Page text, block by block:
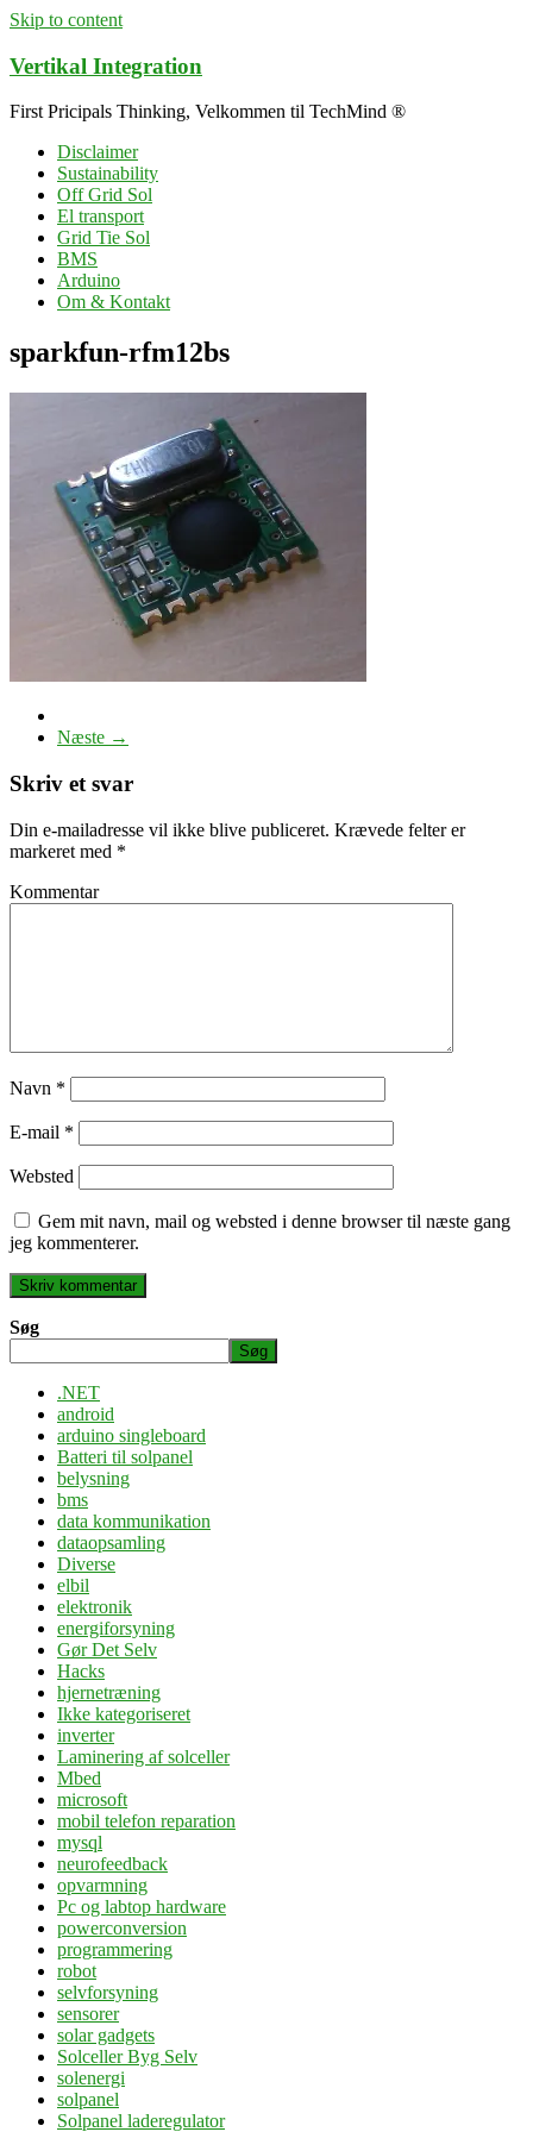
Skip to content
Vertikal Integration
First Pricipals Thinking, Velkommen til TechMind ®
Disclaimer
Sustainability
Off Grid Sol
El transport
Grid Tie Sol
BMS
Arduino
Om & Kontakt
sparkfun-rfm12bs
Næste →
Skriv et svar
Din e-mailadresse vil ikke blive publiceret. Krævede felter er
markeret med *
Kommentar
Navn *
E-mail *
Websted
Gem mit navn, mail og websted i denne browser til næste gang
jeg kommenterer.
Søg
Søg
.NET
android
arduino singleboard
Batteri til solpanel
belysning
bms
data kommunikation
dataopsamling
Diverse
elbil
elektronik
energiforsyning
Gør Det Selv
Hacks
hjernetræning
Ikke kategoriseret
inverter
Laminering af solceller
Mbed
microsoft
mobil telefon reparation
mysql
neurofeedback
opvarmning
Pc og labtop hardware
powerconversion
programmering
robot
selvforsyning
sensorer
solar gadgets
Solceller Byg Selv
solenergi
solpanel
Solpanel laderegulator